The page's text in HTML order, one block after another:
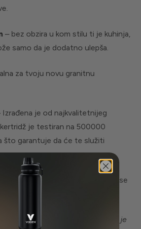
– bez obzira u kom stilu ti je kuhinja,
samo da je dodatno ulepša.
za tvoju novu granitnu
Izrađena je od najkvalitetnijeg
kertridž je testiran na 500000
što garantuje da će te služiti
je samostalan proizvod i kupuje se
ispod sudopere
centralnog sistema potrebno je